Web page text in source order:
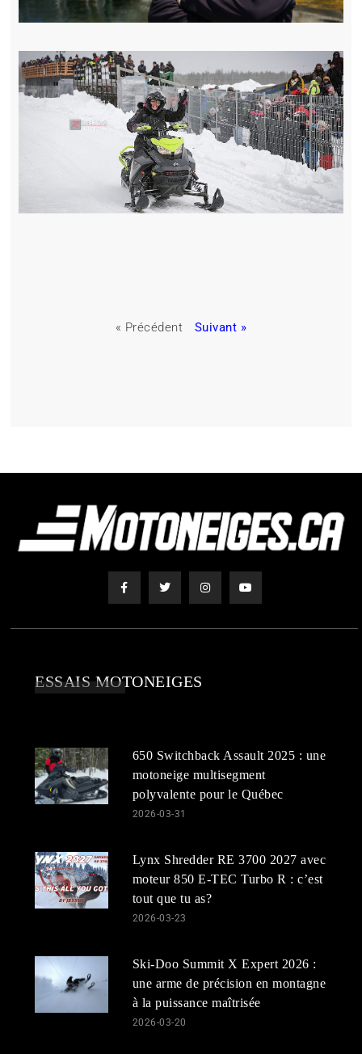
« Précédent Suivant »
ESSAIS MOTONEIGES
650 Switchback Assault 2025 : une
motoneige multisegment
polyvalente pour le Québec
2026-03-31
Lynx Shredder RE 3700 2027 avec
moteur 850 E-TEC Turbo R : c’est
tout que tu as?
2026-03-23
Ski-Doo Summit X Expert 2026 :
une arme de précision en montagne
à la puissance maîtrisée
2026-03-20